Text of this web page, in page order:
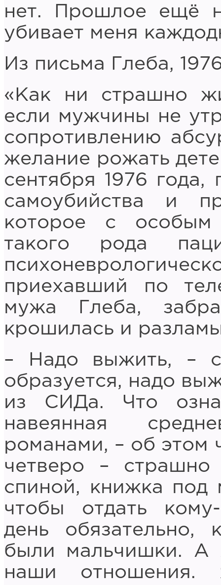
нет. Прошлое ещё
убивает меня
Из письма Глеба,
«Как ни страшно
если мужчины не
сопротивлению
желание рожать
сентября 1976 года,
самоубийства и
которое с
такого рода
приехавший по
мужа Глеба,
крошилась и
– Надо выжить, –
образуется, надо
из СИДа. Что
навеянная
романами, – об этом
четверо –
спиной, книжка
чтобы отдать
день обязательно,
были мальчишки. А
наши